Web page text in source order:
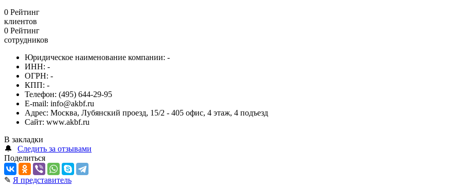
0 Рейтинг
клиентов
0 Рейтинг
сотрудников
Юридическое наименование компании: -
ИНН: -
ОГРН: -
КПП: -
Телефон: (495) 644-29-95
E-mail: info@akbf.ru
Адрес: Москва, Лубянский проезд, 15/2 - 405 офис, 4 этаж, 4 подъезд
Сайт: www.akbf.ru
В закладки
🔔
Следить за отзывами
Поделиться
✎ Я представитель